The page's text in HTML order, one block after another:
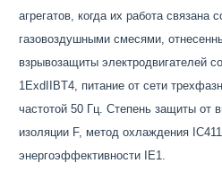
агрегатов, когда их работа связана
газовоздушными смесями,
взрывозащиты электродвигателей
1ExdIIBT4, питание от сети
частотой 50 Гц. Степень защиты от
изоляции F, метод охлаждения
энергоэффективности IE1.